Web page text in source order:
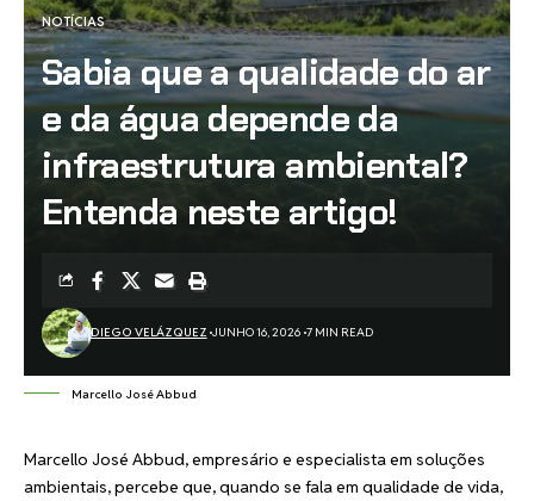
NOTÍCIAS
Sabia que a qualidade do ar
e da água depende da
infraestrutura ambiental?
Entenda neste artigo!
DIEGO VELÁZQUEZ JUNHO 16, 2026 7 MIN READ
Marcello José Abbud
Marcello José Abbud, empresário e especialista em soluções
ambientais, percebe que, quando se fala em qualidade de vida,